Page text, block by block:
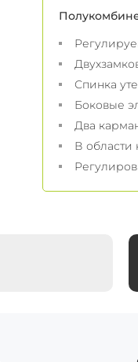
Спинка
Боковые
Два
В области